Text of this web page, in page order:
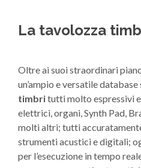
La tavolozza
Oltre ai suoi straordinari
un’ampio e versatile
timbritutti molto espressivi
elettrici, organi, Synth Pad,
molti altri; tutti
strumenti acustici e digitali;
per l’esecuzione in tempo